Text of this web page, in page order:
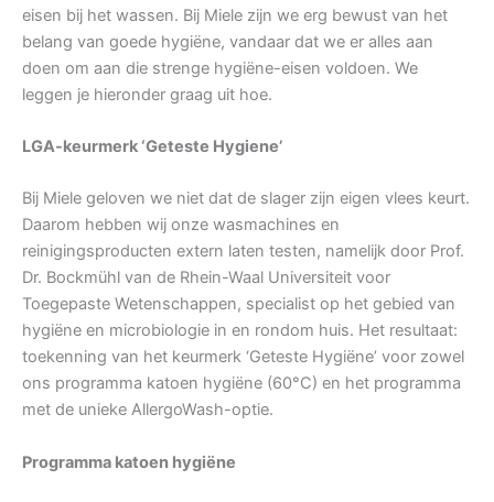
eisen bij het wassen. Bij Miele zijn we erg bewust van het
belang van goede hygiëne, vandaar dat we er alles aan
doen om aan die strenge hygiëne-eisen voldoen. We
leggen je hieronder graag uit hoe.
LGA-keurmerk ‘Geteste Hygiene’
Bij Miele geloven we niet dat de slager zijn eigen vlees keurt.
Daarom hebben wij onze wasmachines en
reinigingsproducten extern laten testen, namelijk door Prof.
Dr. Bockmühl van de Rhein-Waal Universiteit voor
Toegepaste Wetenschappen, specialist op het gebied van
hygiëne en microbiologie in en rondom huis. Het resultaat:
toekenning van het keurmerk ‘Geteste Hygiëne’ voor zowel
ons programma katoen hygiëne (60°C) en het programma
met de unieke AllergoWash-optie.
Programma katoen hygiëne